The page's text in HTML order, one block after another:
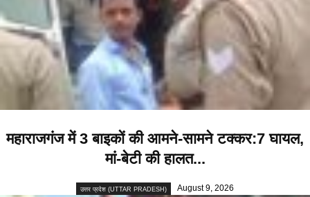
महाराजगंज में 3 बाइकों की आमने-सामने टक्कर:7 घायल,
मां-बेटी की हालत...
उत्तर प्रदेश (UTTAR PRADESH) August 9, 2026